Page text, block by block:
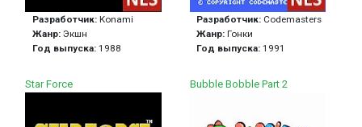
Разработчик: Konami
Жанр: Экшн
Год выпуска: 1988
Разработчик: Codemasters
Жанр:Гонки
Год выпуска:1991
Star Force Bubble Bobble Part 2